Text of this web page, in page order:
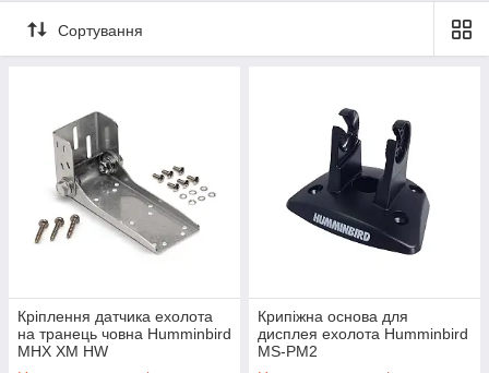
Сортування
Кріплення датчика ехолота
на транець човна Humminbird
MHX XM HW
Крипіжна основа для
дисплея ехолота Humminbird
MS-PM2